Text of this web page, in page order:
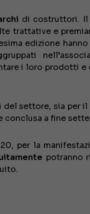
di costruttori. Il
trattative e
edizione
i loro prodotti
del settore, sia per
conclusa a fine
per la
potranno